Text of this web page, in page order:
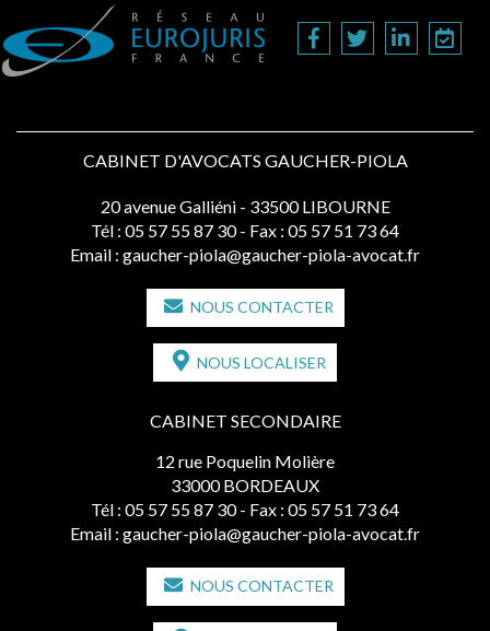
CABINET D'AVOCATS GAUCHER-PIOLA
20 avenue Galliéni - 33500 LIBOURNE
Tél : 05 57 55 87 30 - Fax : 05 57 51 73 64
Email : gaucher-piola@gaucher-piola-avocat.fr
NOUS CONTACTER
NOUS LOCALISER
CABINET SECONDAIRE
12 rue Poquelin Molière
33000 BORDEAUX
Tél : 05 57 55 87 30 - Fax : 05 57 51 73 64
Email : gaucher-piola@gaucher-piola-avocat.fr
NOUS CONTACTER